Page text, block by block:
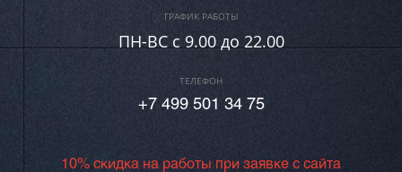
ГРАФИК РАБОТЫ
ПН-ВC c 9.00 до 22.00
ТЕЛЕФОН
+7 499 501 34 75
10% скидка на работы при заявке с сайта